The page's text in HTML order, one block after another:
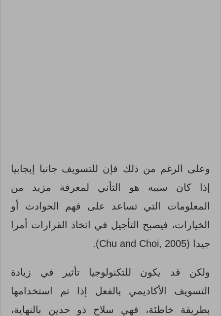
وعلى الرغم من ذلك فإن للتسويف جانبا إيجابيا
إذا كان سببه هو التأني لمعرفة مزيد من
المعلومات التي تساعد على فهم الحوادث أو
الخيارات، فيصبح التأجيل في اتخاذ القرارات أمرا
جيدا (Chu and Choi, 2005).
ولكن قد يكون للتكنولوجيا تأثير في زيادة
التسويف الأكاديمي بالفعل إذا تم استخدامها
بطريقة خاطئة، فهي سلاح ذو حدين بالنهاية،